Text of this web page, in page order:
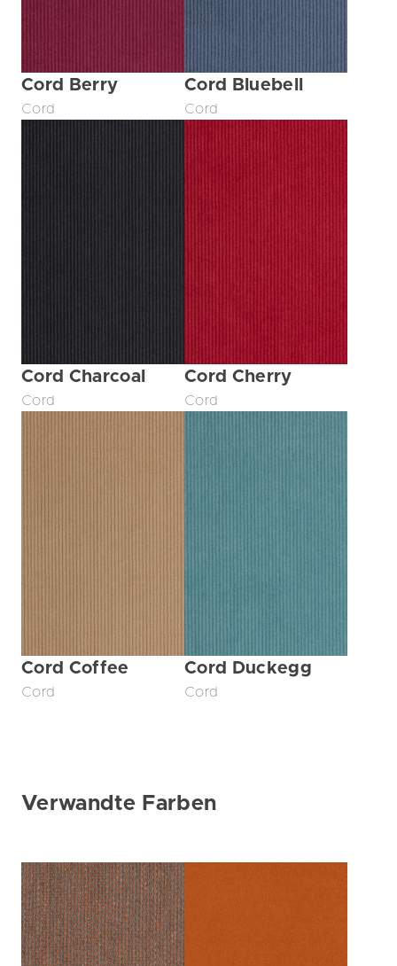
Cord Berry
Cord
Cord Bluebell
Cord
Cord Charcoal
Cord
Cord Cherry
Cord
Cord Coffee
Cord
Cord Duckegg
Cord
Verwandte Farben